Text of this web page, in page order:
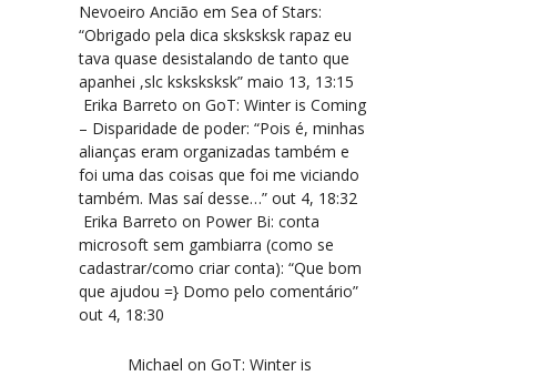
Nevoeiro Ancião em Sea of Stars:
“Obrigado pela dica sksksksk rapaz eu
tava quase desistalando de tanto que
apanhei ,slc ksksksksk” maio 13, 13:15
Erika Barreto on GoT: Winter is Coming
– Disparidade de poder: “Pois é, minhas
alianças eram organizadas também e
foi uma das coisas que foi me viciando
também. Mas saí desse…” out 4, 18:32
Erika Barreto on Power Bi: conta
microsoft sem gambiarra (como se
cadastrar/como criar conta): “Que bom
que ajudou =} Domo pelo comentário”
out 4, 18:30
Michael on GoT: Winter is